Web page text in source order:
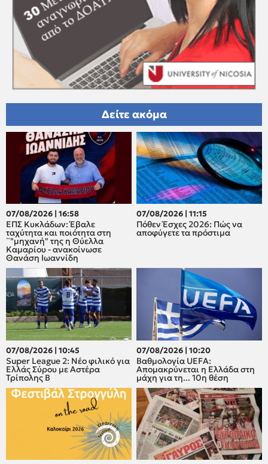
Δείτε ακόμα
07/08/2026 | 16:58
ΕΠΣ Κυκλάδων: Έβαλε
ταχύτητα και ποιότητα στη
¨"μηχανή" της η Θύελλα
Καμαρίου - ανακοίνωσε
Θανάση Ιωαννίδη
07/08/2026 | 11:15
Πόθεν Έσχες 2026: Πώς να
αποφύγετε τα πρόστιμα
07/08/2026 | 10:45
Super League 2: Νέο φιλικό για
Ελλάς Σύρου με Αστέρα
Τρίπολης Β
07/08/2026 | 10:20
Βαθμολογία UEFA:
Απομακρύνεται η Ελλάδα στη
μάχη για τη... 10η θέση